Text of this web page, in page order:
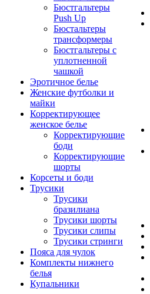
Бюстгальтеры
Push Up
Бюстальтеры
трансформеры
Бюстгальтеры с
уплотненной
чашкой
Эротичное белье
Женские футболки и
майки
Корректирующее
женское белье
Корректирующие
боди
Корректирующие
шорты
Корсеты и боди
Трусики
Трусики
бразилиана
Трусики шорты
Трусики слипы
Трусики стринги
Пояса для чулок
Комплекты нижнего
белья
Купальники